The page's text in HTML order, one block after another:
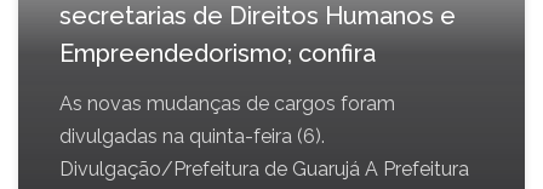
secretarias de Direitos Humanos e
Empreendedorismo; confira
As novas mudanças de cargos foram
divulgadas na quinta-feira (6).
Divulgação/Prefeitura de Guarujá A Prefeitura